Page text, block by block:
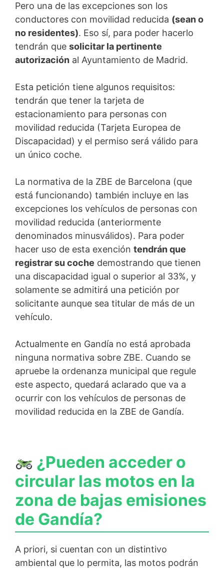
Pero una de las excepciones son los
conductores con movilidad reducida (sean o
no residentes). Eso sí, para poder hacerlo
tendrán que solicitar la pertinente
autorización al Ayuntamiento de Madrid.
Esta petición tiene algunos requisitos:
tendrán que tener la tarjeta de
estacionamiento para personas con
movilidad reducida (Tarjeta Europea de
Discapacidad) y el permiso será válido para
un único coche.
La normativa de la ZBE de Barcelona (que
está funcionando) también incluye en las
excepciones los vehículos de personas con
movilidad reducida (anteriormente
denominados minusválidos). Para poder
hacer uso de esta exención tendrán que
registrar su coche demostrando que tienen
una discapacidad igual o superior al 33%, y
solamente se admitirá una petición por
solicitante aunque sea titular de más de un
vehículo.
Actualmente en Gandía no está aprobada
ninguna normativa sobre ZBE. Cuando se
apruebe la ordenanza municipal que regule
este aspecto, quedará aclarado que va a
ocurrir con los vehículos de personas de
movilidad reducida en la ZBE de Gandía.
¿Pueden acceder o
circular las motos en la
zona de bajas emisiones
de Gandía?
A priori, si cuentan con un distintivo
ambiental que lo permita, las motos podrán